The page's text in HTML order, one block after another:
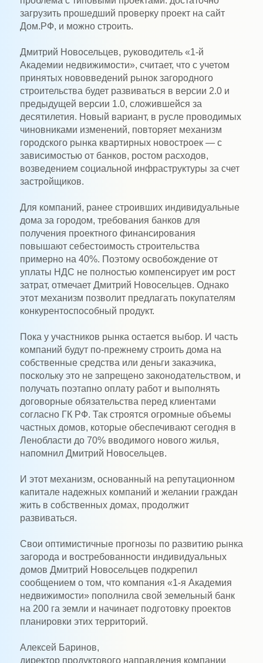
загрузить прошедший проверку проект на сайт
Дом.РФ, и можно строить.
Дмитрий Новосельцев, руководитель «1-й
Академии недвижимости», считает, что с учетом
принятых нововведений рынок загородного
строительства будет развиваться в версии 2.0 и
предыдущей версии 1.0, сложившейся за
десятилетия. Новый вариант, в русле проводимых
чиновниками изменений, повторяет механизм
городского рынка квартирных новостроек — с
зависимостью от банков, ростом расходов,
возведением социальной инфраструктуры за счет
застройщиков.
Для компаний, ранее строивших индивидуальные
дома за городом, требования банков для
получения проектного финансирования
повышают себестоимость строительства
примерно на 40%. Поэтому освобождение от
уплаты НДС не полностью компенсирует им рост
затрат, отмечает Дмитрий Новосельцев. Однако
этот механизм позволит предлагать покупателям
конкурентоспособный продукт.
Пока у участников рынка остается выбор. И часть
компаний будут по-прежнему строить дома на
собственные средства или деньги заказчика,
поскольку это не запрещено законодательством, и
получать поэтапно оплату работ и выполнять
договорные обязательства перед клиентами
согласно ГК РФ. Так строятся огромные объемы
частных домов, которые обеспечивают сегодня в
Ленобласти до 70% вводимого нового жилья,
напомнил Дмитрий Новосельцев.
И этот механизм, основанный на репутационном
капитале надежных компаний и желании граждан
жить в собственных домах, продолжит
развиваться.
Свои оптимистичные прогнозы по развитию рынка
загорода и востребованности индивидуальных
домов Дмитрий Новосельцев подкрепил
сообщением о том, что компания «1-я Академия
недвижимости» пополнила свой земельный банк
на 200 га земли и начинает подготовку проектов
планировки этих территорий.
Алексей Баринов,
директор продуктового направления компании